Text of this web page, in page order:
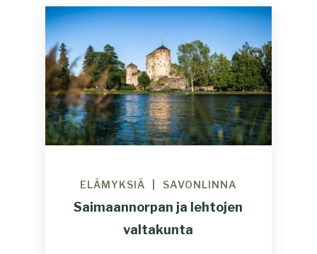
ELÄMYKSIÄ SAVONLINNA
Saimaannorpan ja lehtojen
valtakunta